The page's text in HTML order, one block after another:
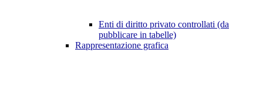
Enti di diritto privato controllati (da
pubblicare in tabelle)
Rappresentazione grafica